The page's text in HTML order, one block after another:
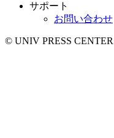
サポート
お問い合わせ
© UNIV PRESS